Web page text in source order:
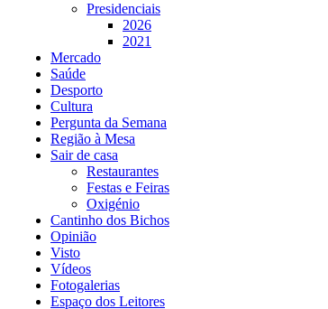
Presidenciais
2026
2021
Mercado
Saúde
Desporto
Cultura
Pergunta da Semana
Região à Mesa
Sair de casa
Restaurantes
Festas e Feiras
Oxigénio
Cantinho dos Bichos
Opinião
Visto
Vídeos
Fotogalerias
Espaço dos Leitores